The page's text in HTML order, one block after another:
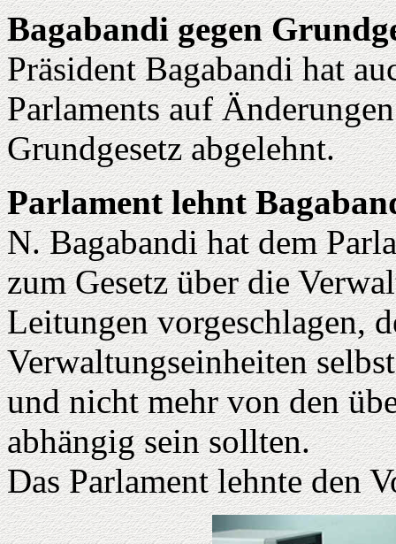
Bagabandi gegen
Präsident Bagabandi hat
Parlaments auf
Grundgesetz abgelehnt.
Parlament lehnt
N. Bagabandi hat dem
zum Gesetz über die
Leitungen vorgeschlagen,
Verwaltungseinheiten
und nicht mehr von den
abhängig sein sollten.
Das Parlament lehnte den